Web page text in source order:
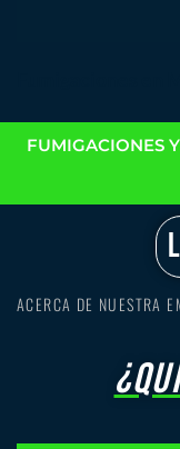
FUMIGACIONES
ACERCA DE NUESTRA